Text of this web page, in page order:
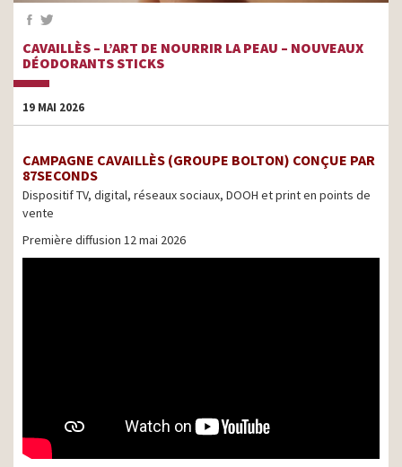
CAVAILLÈS – L’ART DE NOURRIR LA PEAU – NOUVEAUX
DÉODORANTS STICKS
19 MAI 2026
CAMPAGNE CAVAILLÈS (GROUPE BOLTON) CONÇUE PAR
87SECONDS
Dispositif TV, digital, réseaux sociaux, DOOH et print en points de
vente
Première diffusion 12 mai 2026